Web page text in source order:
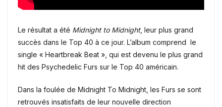
Le résultat a été Midnight to Midnight, leur plus grand
succès dans le Top 40 à ce jour. L’album comprend le
single « Heartbreak Beat », qui est devenu le plus grand
hit des Psychedelic Furs sur le Top 40 américain.
Dans la foulée de Midnight To Midnight, les Furs se sont
retrouvés insatisfaits de leur nouvelle direction